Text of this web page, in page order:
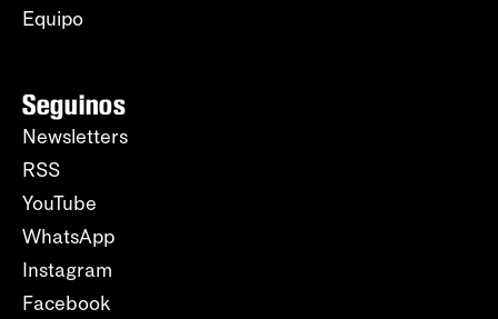
Equipo
Seguinos
Newsletters
RSS
YouTube
WhatsApp
Instagram
Facebook